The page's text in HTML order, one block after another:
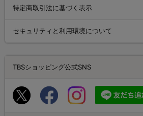
特定商取引法に基づく表示
セキュリティと利用環境について
TBSショッピング公式SNS